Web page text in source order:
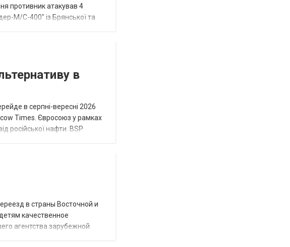
противник атакував 4
М/С-400" із Брянської та
в
в серпні-вересні 2026
Times. Євросоюз у рамках
російської нафти. BSP
в страны Восточной и
качественное
агентства зарубежной